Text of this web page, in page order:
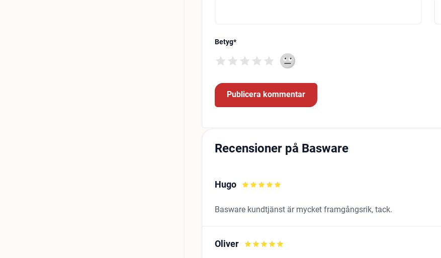
Betyg*
Recensioner på Basware
Hugo
Basware kundtjänst är mycket framgångsrik, tack.
Oliver